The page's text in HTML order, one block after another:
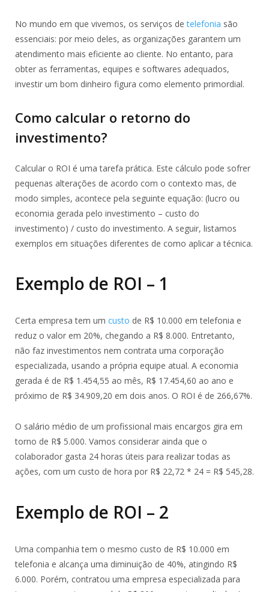
No mundo em que vivemos, os serviços detelefonia são
essenciais: por meio deles, as organizações garantem um
atendimento mais eficiente ao cliente. No entanto, para
obter as ferramentas, equipes e softwares adequados,
investir um bom dinheiro figura como elemento primordial.
Como calcular o retorno do
investimento?
Calcular o ROI é uma tarefa prática. Este cálculo pode sofrer
pequenas alterações de acordo com o contexto mas, de
modo simples, acontece pela seguinte equação: (lucro ou
economia gerada pelo investimento – custo do
investimento) / custo do investimento. A seguir, listamos
exemplos em situações diferentes de como aplicar a técnica.
Exemplo de ROI – 1
Certa empresa tem um custo de R$ 10.000 em telefonia e
reduz o valor em 20%, chegando a R$ 8.000. Entretanto,
não faz investimentos nem contrata uma corporação
especializada, usando a própria equipe atual. A economia
gerada é de R$ 1.454,55 ao mês, R$ 17.454,60 ao ano e
próximo de R$ 34.909,20 em dois anos. O ROI é de 266,67%.
O salário médio de um profissional mais encargos gira em
torno de R$ 5.000. Vamos considerar ainda que o
colaborador gasta 24 horas úteis para realizar todas as
ações, com um custo de hora por R$ 22,72 * 24 = R$ 545,28.
Exemplo de ROI – 2
Uma companhia tem o mesmo custo de R$ 10.000 em
telefonia e alcança uma diminuição de 40%, atingindo R$
6.000. Porém, contratou uma empresa especializada para